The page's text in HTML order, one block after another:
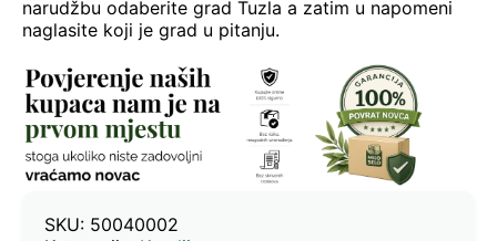
narudžbu odaberite grad Tuzla a zatim u napomeni
naglasite koji je grad u pitanju.
SKU: 50040002